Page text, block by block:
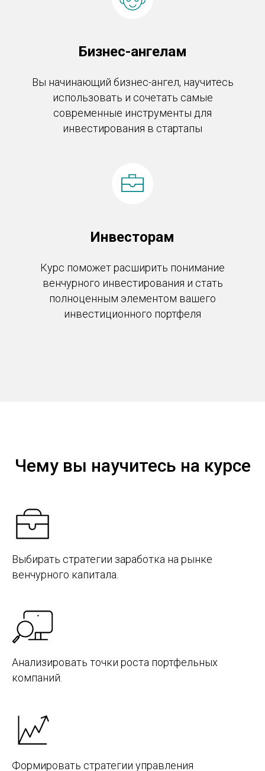
Бизнес-ангелам
Вы начинающий бизнес-ангел, научитесь
использовать и сочетать самые
современные инструменты для
инвестирования в стартапы
Инвесторам
Курс поможетрасширить понимание
венчурного инвестирования и стать
полноценным элементом вашего
инвестиционного портфеля
Чему вы научитесь на курсе
Выбирать стратегии заработка на рынке
венчурного капитала.
Анализировать точки роста портфельных
компаний.
Формировать стратегии управления